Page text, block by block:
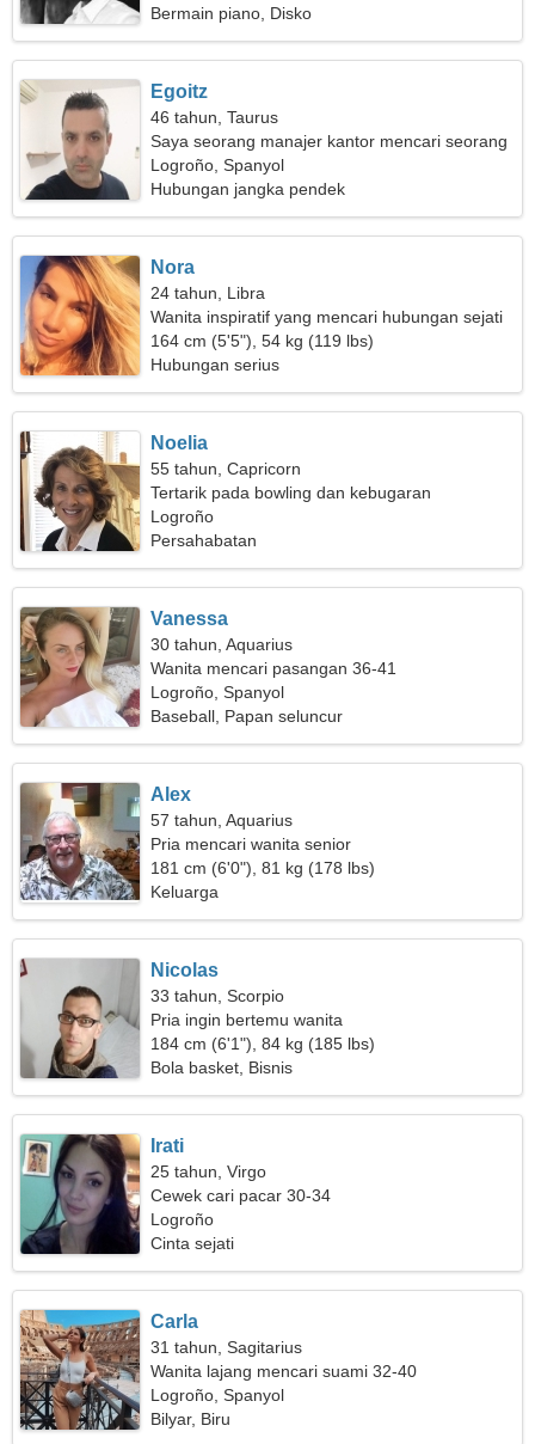
Bermain piano, Disko
Egoitz
46 tahun, Taurus
Saya seorang manajer kantor mencari seorang
wanita yang fantastis
Logroño, Spanyol
Hubungan jangka pendek
Nora
24 tahun, Libra
Wanita inspiratif yang mencari hubungan sejati
164 cm (5'5"), 54 kg (119 lbs)
Hubungan serius
Noelia
55 tahun, Capricorn
Tertarik pada bowling dan kebugaran
Logroño
Persahabatan
Vanessa
30 tahun, Aquarius
Wanita mencari pasangan 36-41
Logroño, Spanyol
Baseball, Papan seluncur
Alex
57 tahun, Aquarius
Pria mencari wanita senior
181 cm (6'0"), 81 kg (178 lbs)
Keluarga
Nicolas
33 tahun, Scorpio
Pria ingin bertemu wanita
184 cm (6'1"), 84 kg (185 lbs)
Bola basket, Bisnis
Irati
25 tahun, Virgo
Cewek cari pacar 30-34
Logroño
Cinta sejati
Carla
31 tahun, Sagitarius
Wanita lajang mencari suami 32-40
Logroño, Spanyol
Bilyar, Biru